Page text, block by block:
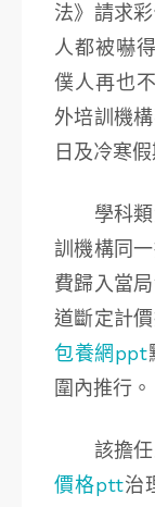
法》請求
人都被嚇
僕人再也
外培訓機
日及冷寒
學科類
訓機構同
費歸入當
道斷定計
包養網ppt
圍內推行。
該擔任
價格ptt治